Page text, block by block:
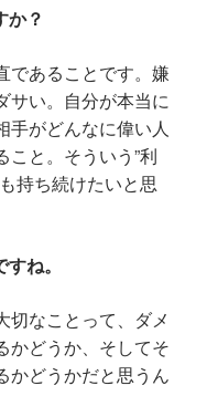
か？
であることです。嫌
サい。自分が本当に
手がどんなに偉い人
こと。そういう”利
持ち続けたいと思
ね。
切なことって、ダメ
かどうか、そしてそ
かどうかだと思うん